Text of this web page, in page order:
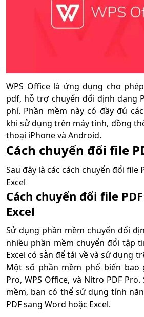
WPS Office là ứng dụng cho
pdf, hỗ trợ chuyển đổi định dạng
phí. Phần mềm này có đầy đủ
khi sử dụng trên máy tính, đồng
thoại iPhone và Android.
Cách chuyển đổi file
Sau đây là các cách chuyển đổi file
Excel
Cách chuyển đổi file
Excel
Sử dụng phần mềm chuyển đổi
nhiều phần mềm chuyển đổi tập
Excel có sẵn để tải về và sử dụng
Một số phần mềm phổ biến bao
Pro, WPS Office, và Nitro PDF
mềm, bạn có thể sử dụng tính
PDF sang Word hoặc Excel.